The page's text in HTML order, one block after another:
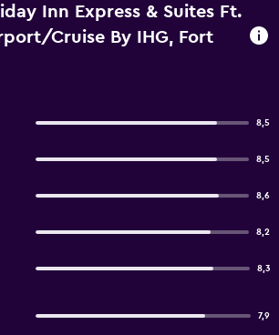
Inn Express & Suites Ft.
Cruise By IHG, Fort
8,5
8,5
8,6
8,2
8,3
7,9